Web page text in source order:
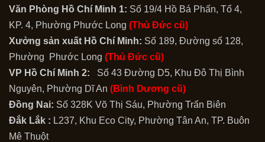
Văn Phòng Hồ Chí Minh 1: Số 19/4 Hồ Bá Phấn, Tổ 4,
KP. 4, Phường Phước Long (Thủ Đức cũ)
Xưởng sản xuất Hồ Chí Minh: Số 189, Đường số 128,
Phường Phước Long (Thủ Đức cũ)
VP Hồ Chí Minh 2: Số 43 Đường D5, Khu Đô Thị Bình
Nguyên, Phường Dĩ An (Bình Dương cũ)
Đồng Nai: Số 328K Võ Thị Sáu, Phường Trấn Biên
Đắk Lắk : L237, Khu Eco City, Phường Tân An, TP. Buôn
Mê Thuột